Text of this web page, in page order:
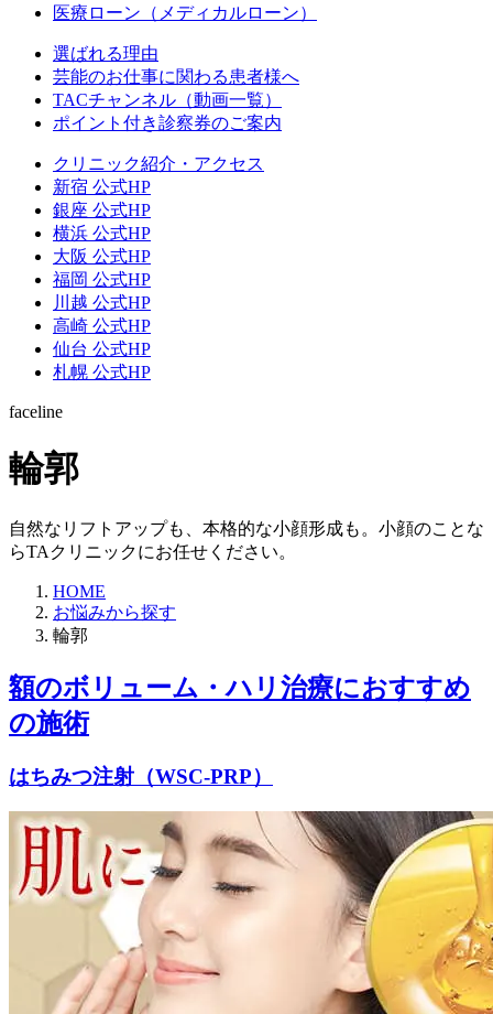
医療ローン（メディカルローン）
選ばれる理由
芸能のお仕事に関わる患者様へ
TACチャンネル（動画一覧）
ポイント付き診察券のご案内
クリニック紹介・アクセス
新宿 公式HP
銀座 公式HP
横浜 公式HP
大阪 公式HP
福岡 公式HP
川越 公式HP
高崎 公式HP
仙台 公式HP
札幌 公式HP
faceline
輪郭
自然なリフトアップも、本格的な小顔形成も。小顔のことな
らTAクリニックにお任せください。
HOME
お悩みから探す
輪郭
額のボリューム・ハリ治療におすすめ
の施術
はちみつ注射（WSC-PRP）